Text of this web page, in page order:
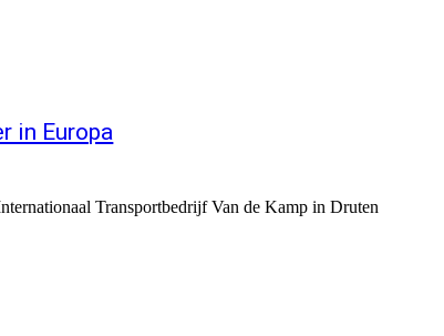
in Europa
Transportbedrijf Van de Kamp in Druten